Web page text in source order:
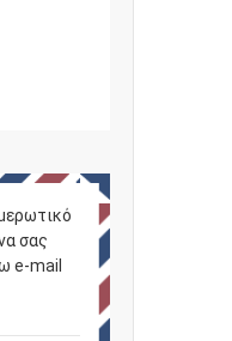
σας
e-mail